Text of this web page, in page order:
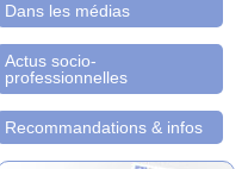
Dans les médias
Actus socio-
professionnelles
Recommandations & infos